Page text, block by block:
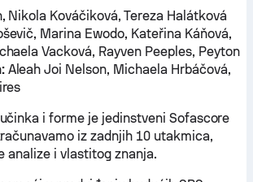
Nikola Kováčiková, Tereza Halátková
Marina Ewodo, Kateřina Káňová,
Vacková, Rayven Peeples, Peyton
Aleah Joi Nelson, Michaela Hrbáčová,
i forme je jedinstveni Sofascore
iz zadnjih 10 utakmica,
analize i vlastitog znanja.